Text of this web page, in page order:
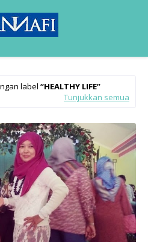
label
HEALTHY LIFE
Tunjukkan semua